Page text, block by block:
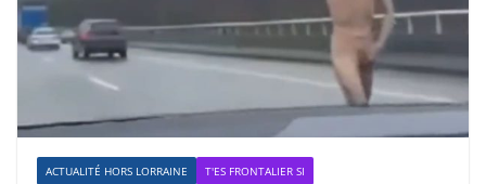
ACTUALITÉ HORS LORRAINE T'ES FRONTALIER SI